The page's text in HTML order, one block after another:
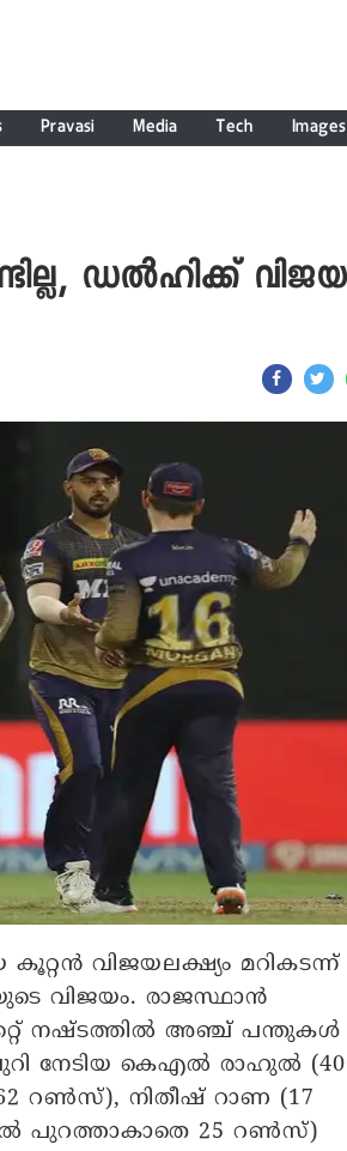
Pravasi Media Tech Images
ഡൽഹിക്ക്
വിജയലക്ഷ്യം മറികടന്ന്
വിജയം. രാജസ്ഥാൻ
നഷ്ടത്തിൽ അഞ്ച് പന്തുകൾ
നേടിയ കെഎൽ രാഹുൽ (40
റൺസ്), നിതീഷ് റാണ (17
പുറത്താകാതെ 25 റൺസ്)